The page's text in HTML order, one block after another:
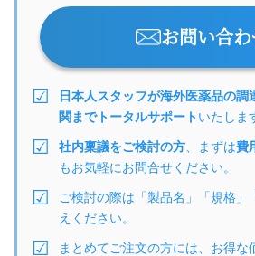
お問い合
日本人スタッフが海外医薬品の調
関までトータルサポートいたしま
社内稟議をご検討の方 、まずは費
もお気軽にお問合せください。
ご検討の際は「製品名」「規格」
えください。
まとめてご注文の方には、お得な